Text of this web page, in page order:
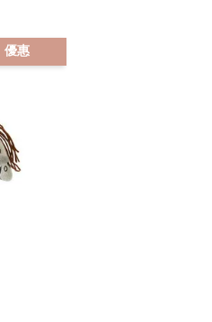
優惠